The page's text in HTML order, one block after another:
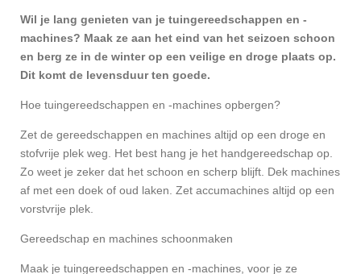
Wil je lang genieten van je tuingereedschappen en -
machines? Maak ze aan het eind van het seizoen schoon
en berg ze in de winter op een veilige en droge plaats op.
Dit komt de levensduur ten goede.
Hoe tuingereedschappen en -machines opbergen?
Zet de gereedschappen en machines altijd op een droge en
stofvrije plek weg. Het best hang je het handgereedschap op.
Zo weet je zeker dat het schoon en scherp blijft. Dek machines
af met een doek of oud laken. Zet accumachines altijd op een
vorstvrije plek.
Gereedschap en machines schoonmaken
Maak je tuingereedschappen en -machines, voor je ze